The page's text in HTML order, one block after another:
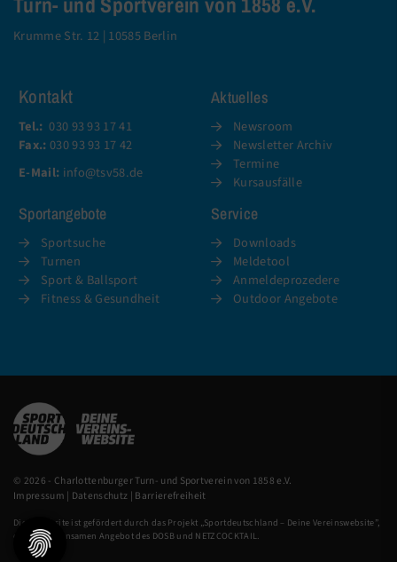
Krumme Str. 12 | 10585 Berlin
Kontakt
Tel.: 030 93 93 17 41
Fax.:030 93 93 17 42
E-Mail: info@tsv58.de
Aktuelles
Newsroom
Newsletter Archiv
Termine
Kursausfälle
Sportangebote
Sportsuche
Turnen
Sport & Ballsport
Fitness & Gesundheit
Service
Downloads
Meldetool
Anmeldeprozedere
Outdoor Angebote
© 2026 - Charlottenburger Turn- und Sportverein von 1858 e.V.
Impressum | Datenschutz | Barrierefreiheit
Diese Website ist gefördert durch das Projekt „Sportdeutschland – Deine Vereinswebsite”,
einem gemeinsamen Angebot des DOSB und NETZCOCKTAIL.